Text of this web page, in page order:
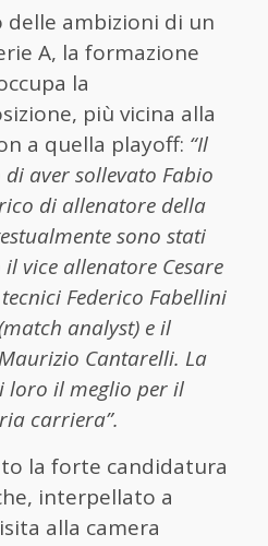
delle ambizioni di un
A, la formazione
la
più vicina alla
a quella playoff: “Il
aver sollevato Fabio
di allenatore della
sono stati
vice allenatore Cesare
Federico Fabellini
analyst) e il
Cantarelli. La
loro il meglio per il
carriera”.
la forte candidatura
interpellato a
alla camera